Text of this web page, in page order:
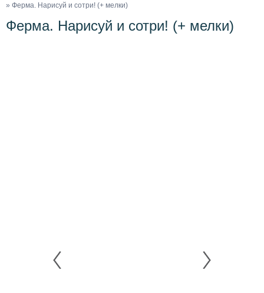
» Ферма. Нарисуй и сотри! (+ мелки)
Ферма. Нарисуй и сотри! (+ мелки)